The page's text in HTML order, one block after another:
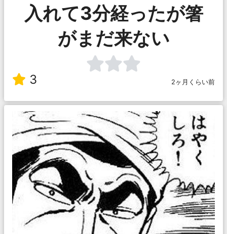
入れて3分経ったが箸
がまだ来ない
3 2ヶ月くらい前